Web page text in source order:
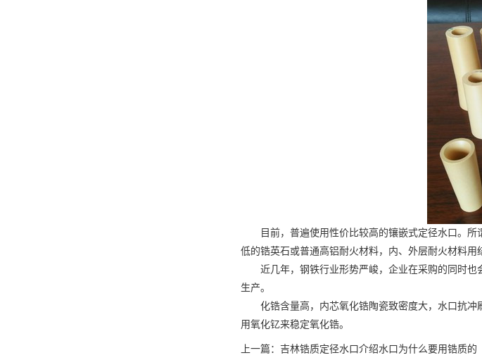
目前，普遍使用性价比较高的镶嵌式定径水口。所
低的锆英石或普通高铝耐火材料，内、外层耐火材料用
近几年，钢铁行业形势严峻，企业在采购的同时也
生产。
化锆含量高，内芯氧化锆陶瓷致密度大，水口抗冲
用氧化钇来稳定氧化锆。
上一篇： 吉林锆质定径水口介绍水口为什么要用锆质的